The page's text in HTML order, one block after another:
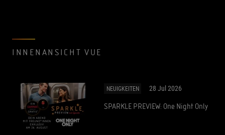
INNENANSICHT VUE
NEUIGKEITEN 28 Jul 2026
SPARKLE PREVIEW: One Night Only